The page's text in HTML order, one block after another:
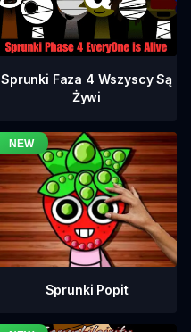
Sprunki Faza 4 Wszyscy Są
Żywi
Sprunki Popit